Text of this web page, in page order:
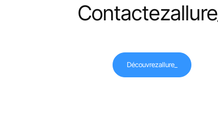
Contactezallure_
Découvrezallure_